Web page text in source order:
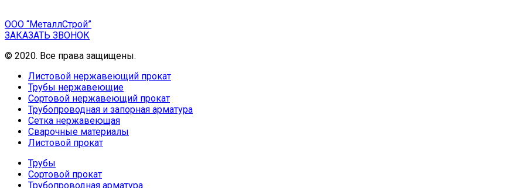
ООО “МеталлСтрой”
ЗАКАЗАТЬ ЗВОНОК
© 2020. Все права защищены.
Листовой нержавеющий прокат
Трубы нержавеющие
Сортовой нержавеющий прокат
Трубопроводная и запорная арматура
Сетка нержавеющая
Сварочные материалы
Листовой прокат
Трубы
Сортовой прокат
Трубопроводная арматура